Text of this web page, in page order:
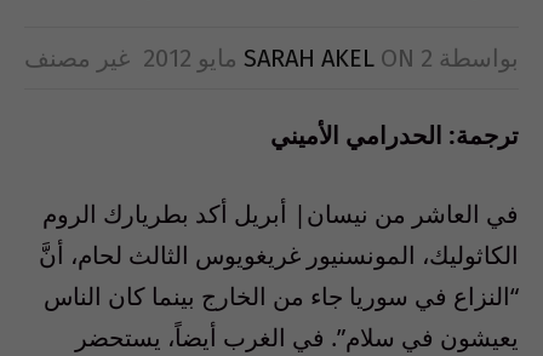
بواسطة SARAH AKEL ON 2 مايو 2012 غير مصنف
ترجمة: الحدرامي الأميني
في العاشر من نيسان| أبريل أكد بطريارك الروم
الكاثوليك، المونسنيور غريغويوس الثالث لحام، أنَّ
“النزاع في سوريا جاء من الخارج بينما كان الناس
يعيشون في سلام”. في الغرب أيضاً، يستحضر